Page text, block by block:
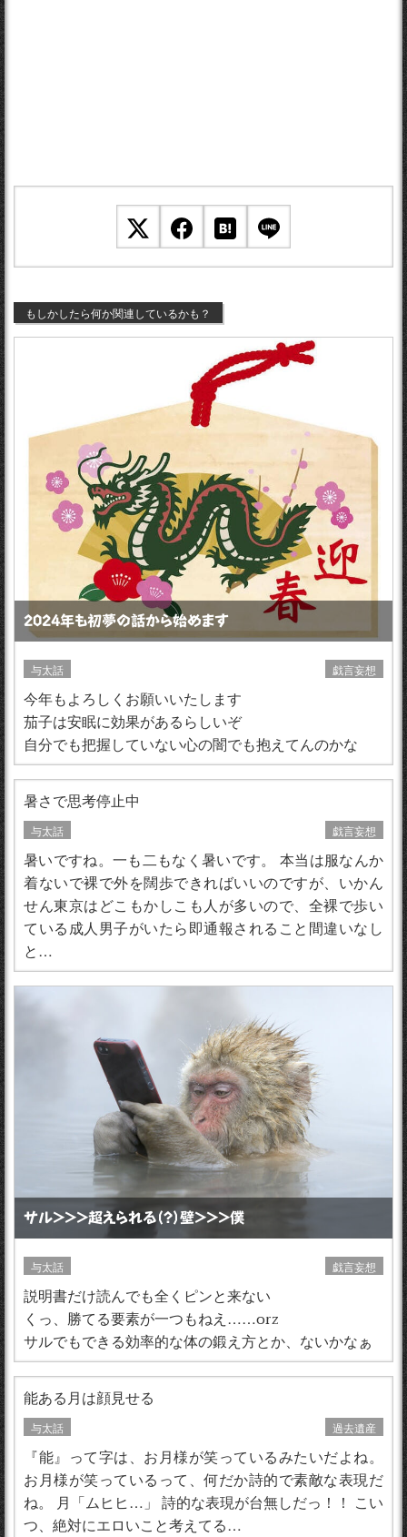
もしかしたら何か関連しているかも？
2024年も初夢の話から始めます
与太話 戯言妄想
今年もよろしくお願いいたします
茄子は安眠に効果があるらしいぞ
自分でも把握していない心の闇でも抱えてんのかな
暑さで思考停止中
与太話 戯言妄想
暑いですね。一も二もなく暑いです。 本当は服なんか
着ないで裸で外を闊歩できればいいのですが、いかん
せん東京はどこもかしこも人が多いので、全裸で歩い
ている成人男子がいたら即通報されること間違いなし
と…
サル＞＞＞超えられる（？）壁＞＞＞僕
与太話 戯言妄想
説明書だけ読んでも全くピンと来ない
くっ、勝てる要素が一つもねえ……orz
サルでもできる効率的な体の鍛え方とか、ないかなぁ
能ある月は顔見せる
与太話 過去遺産
『能』って字は、お月様が笑っているみたいだよね。
お月様が笑っているって、何だか詩的で素敵な表現だ
ね。 月「ムヒヒ…」 詩的な表現が台無しだっ！！ こい
つ、絶対にエロいこと考えてる…